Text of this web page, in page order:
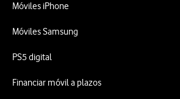
Móviles iPhone
Móviles Samsung
PS5 digital
Financiar móvil a plazos